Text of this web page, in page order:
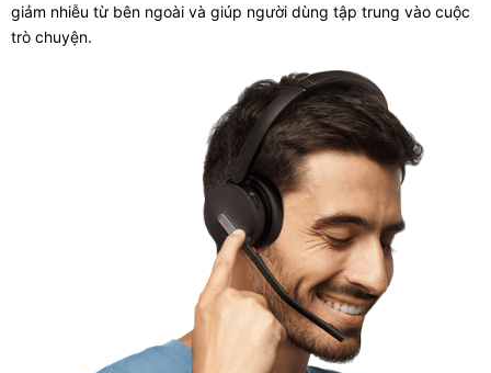
giảm nhiễu từ bên ngoài và giúp người dùng tập trung vào cuộc
trò chuyện.